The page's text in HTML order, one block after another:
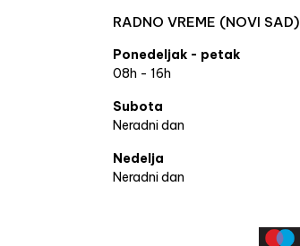
RADNO VREME (NOVI SAD)
Ponedeljak - petak
08h - 16h
Subota
Neradni dan
Nedelja
Neradni dan